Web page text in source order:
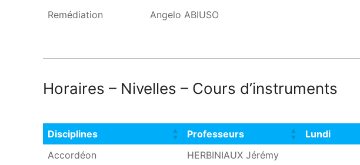
Remédiation
Angelo ABIUSO
Horaires – Nivelles – Cours d’instruments
Disciplines Professeurs Lundi
Disciplines
Professeurs
Accordéon HERBINIAUX Jérémy